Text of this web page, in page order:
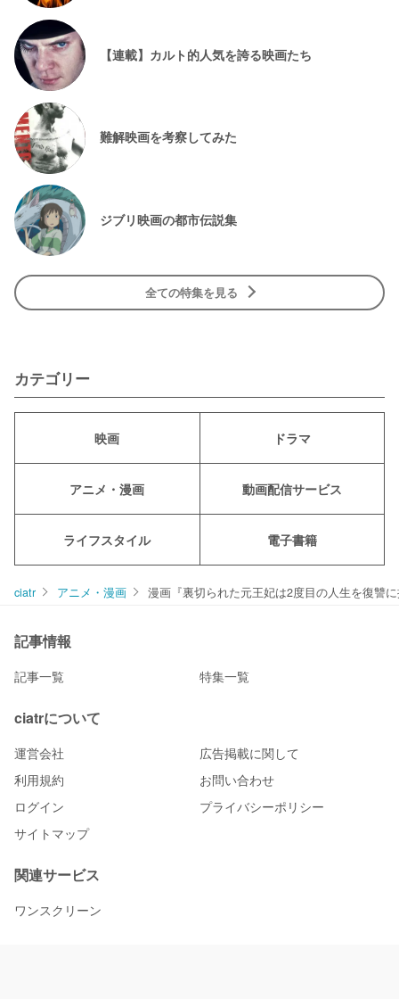
【連載】カルト的人気を誇る映画たち
難解映画を考察してみた
ジブリ映画の都市伝説集
全ての特集を見る
カテゴリー
映画 ドラマ
アニメ・漫画 動画配信サービス
ライフスタイル 電子書籍
ciatr アニメ・漫画 漫画『裏切られた元王妃は2度目の人生を復讐
記事情報
記事一覧 特集一覧
ciatrについて
運営会社
広告掲載に関して
利用規約
お問い合わせ
ログイン
プライバシーポリシー
サイトマップ
関連サービス
ワンスクリーン